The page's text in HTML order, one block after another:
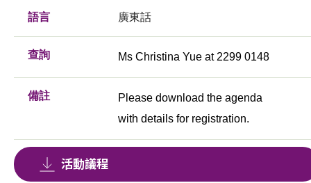
語言 廣東話
查詢 Ms Christina Yue at 2299 0148
備註
Please download the agenda
with details for registration.
活動議程